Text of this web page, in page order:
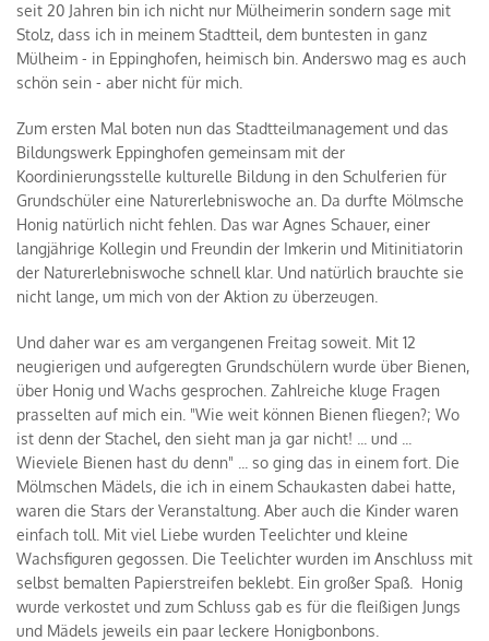
seit 20 Jahren bin ich nicht nur Mülheimerin sondern sage mit
Stolz, dass ich in meinem Stadtteil, dem buntesten in ganz
Mülheim - in Eppinghofen, heimisch bin. Anderswo mag es auch
schön sein - aber nicht für mich.
Zum ersten Mal boten nun das Stadtteilmanagement und das
Bildungswerk Eppinghofen gemeinsam mit der
Koordinierungsstelle kulturelle Bildung in den Schulferien für
Grundschüler eine Naturerlebniswoche an. Da durfte Mölmsche
Honig natürlich nicht fehlen. Das war Agnes Schauer, einer
langjährige Kollegin und Freundin der Imkerin und Mitinitiatorin
der Naturerlebniswoche schnell klar. Und natürlich brauchte sie
nicht lange, um mich von der Aktion zu überzeugen.
Und daher war es am vergangenen Freitag soweit. Mit 12
neugierigen und aufgeregten Grundschülern wurde über Bienen,
über Honig und Wachs gesprochen. Zahlreiche kluge Fragen
prasselten auf mich ein. "Wie weit können Bienen fliegen?; Wo
ist denn der Stachel, den sieht man ja gar nicht! ... und ...
Wieviele Bienen hast du denn" ... so ging das in einem fort. Die
Mölmschen Mädels, die ich in einem Schaukasten dabei hatte,
waren die Stars der Veranstaltung. Aber auch die Kinder waren
einfach toll. Mit viel Liebe wurden Teelichter und kleine
Wachsfiguren gegossen. Die Teelichter wurden im Anschluss mit
selbst bemalten Papierstreifen beklebt. Ein großer Spaß. Honig
wurde verkostet und zum Schluss gab es für die fleißigen Jungs
und Mädels jeweils ein paar leckere Honigbonbons.